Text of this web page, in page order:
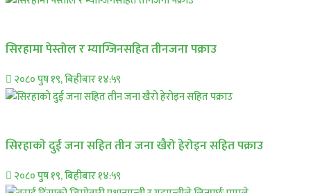
सिरहामा पेस्तोल र म्याग्जिनसहित तीनजना पक्राउ
२०८० पुष १९, बिहीबार १४:५९
सिरहाकाे दुई जना सहित तीन जना खैरो हेरोइन सहित पक्राउ
२०८० पुष १९, बिहीबार १४:५९